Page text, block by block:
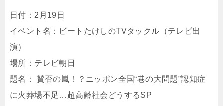
日付：2月19日
イベント名：ビートたけしのTVタックル（テレビ出
演）
場所：テレビ朝日
題名： 賛否の嵐！？ニッポン全国“巷の大問題”認知症
に火葬場不足…超高齢社会どうするSP